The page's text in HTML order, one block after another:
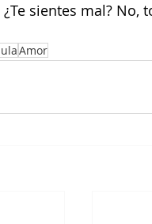
sientes mal?
Amor